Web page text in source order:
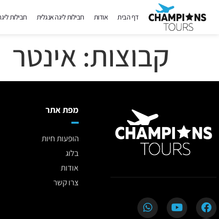
דף הבית אודות חבילות ליגה אנגלית חבילות
קבוצות: אינטר
מפת אתר
הופעות חיות
בלוג
אודות
צרו קשר